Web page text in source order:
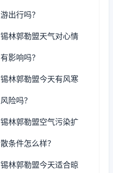
游出行吗？
锡林郭勒盟天气对心情
有影响吗？
锡林郭勒盟今天有风寒
风险吗？
锡林郭勒盟空气污染扩
散条件怎么样？
锡林郭勒盟今天适合晾